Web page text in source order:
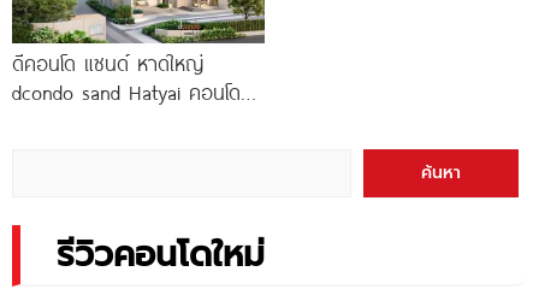
ดีคอนโด แซนด์ หาดใหญ่
dcondo sand Hatyai คอนโด
ค้นหา
รีวิวคอนโดใหม่